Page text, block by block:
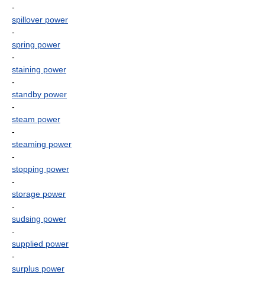
-
spillover power
-
spring power
-
staining power
-
standby power
-
steam power
-
steaming power
-
stopping power
-
storage power
-
sudsing power
-
supplied power
-
surplus power